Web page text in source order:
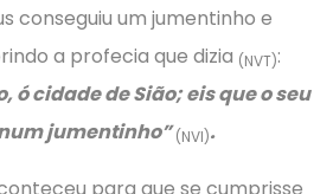
conseguiu um jumentinho e
a profecia que dizia (NVT):
ó cidade de Sião; eis que o seu
jumentinho”(NVI).
para que se cumprisse